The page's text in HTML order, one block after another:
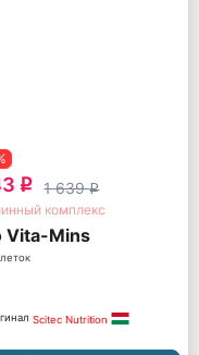
q 1 639q
комплекс
Vita-Mins
Scitec Nutrition